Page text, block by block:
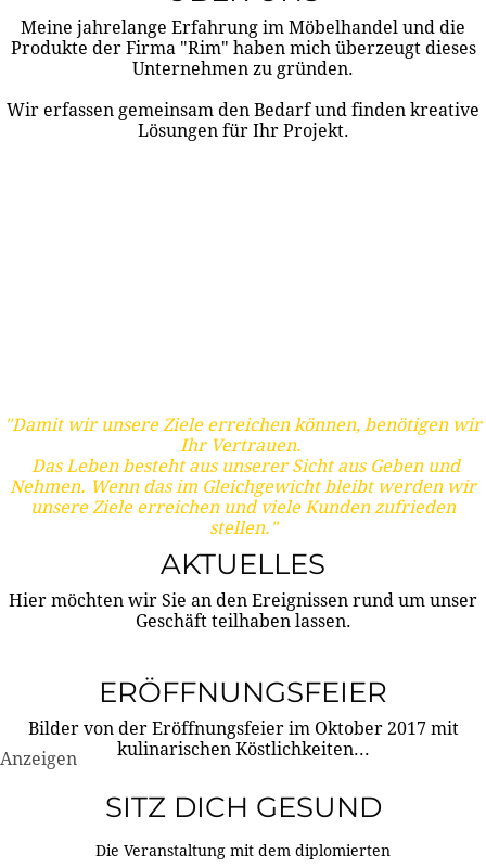
Meine jahrelange Erfahrung im Möbelhandel und die
Produkte der Firma "Rim" haben mich überzeugt dieses
Unternehmen zu gründen.
Wir erfassen gemeinsam den Bedarf und finden kreative
Lösungen für Ihr Projekt.
"Damit wir unsere Ziele erreichen können, benötigen wir
Ihr Vertrauen.
Das Leben besteht aus unserer Sicht aus Geben und
Nehmen. Wenn das im Gleichgewicht bleibt werden wir
unsere Ziele erreichen und viele Kunden zufrieden
stellen."
AKTUELLES
Hier möchten wir Sie an den Ereignissen rund um unser
Geschäft teilhaben lassen.
ERÖFFNUNGSFEIER
Bilder von der Eröffnungsfeier im Oktober 2017 mit
kulinarischen Köstlichkeiten...
Anzeigen
SITZ DICH GESUND
Die Veranstaltung mit dem diplomierten